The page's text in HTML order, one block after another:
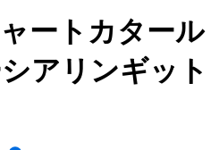
ートカタール
アリンギット